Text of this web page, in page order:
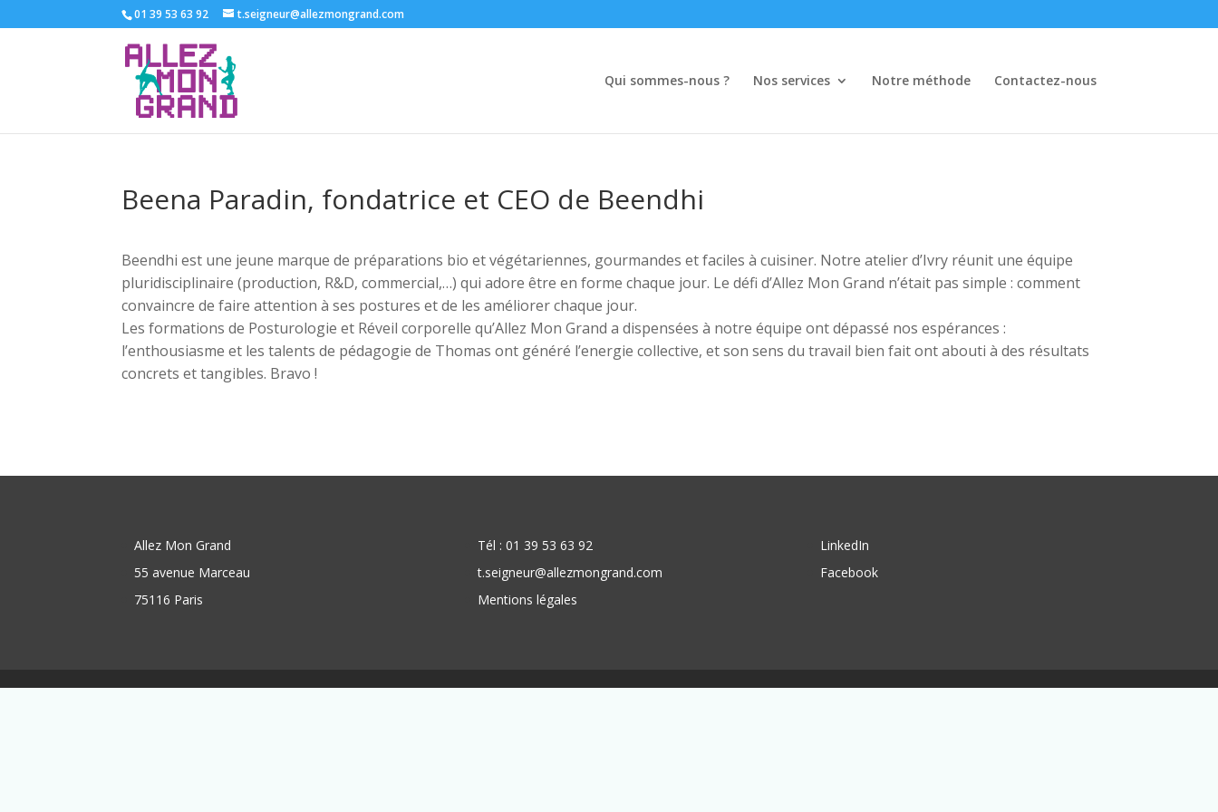
01 39 53 63 92 t.seigneur@allezmongrand.com
Qui sommes-nous ? Nos services Notre méthode Contactez-nous
Beena Paradin, fondatrice et CEO de Beendhi
Beendhi est une jeune marque de préparations bio et végétariennes, gourmandes et faciles à cuisiner. Notre atelier d’Ivry réunit une équipe
pluridisciplinaire (production, R&D, commercial,…) qui adore être en forme chaque jour. Le défi d’Allez Mon Grand n’était pas simple : comment
convaincre de faire attention à ses postures et de les améliorer chaque jour.
Les formations de Posturologie et Réveil corporelle qu’Allez Mon Grand a dispensées à notre équipe ont dépassé nos espérances :
l’enthousiasme et les talents de pédagogie de Thomas ont généré l’energie collective, et son sens du travail bien fait ont abouti à des résultats
concrets et tangibles. Bravo !
Allez Mon Grand
55 avenue Marceau
75116 Paris
Tél : 01 39 53 63 92
t.seigneur@allezmongrand.com
Mentions légales
LinkedIn
Facebook